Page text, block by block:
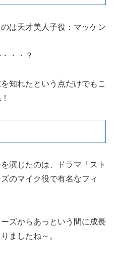
は天才美人子役：マッケン
・・？
知れたという点だけでもこ
演じたのは、ドラマ「スト
のマイク役で有名なフィ
ズからあっという間に成長
ましたね～。